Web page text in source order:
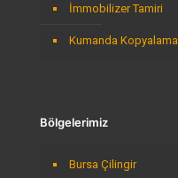
İmmobilizer Tamiri
Kumanda Kopyalama
Bölgelerimiz
Bursa Çilingir